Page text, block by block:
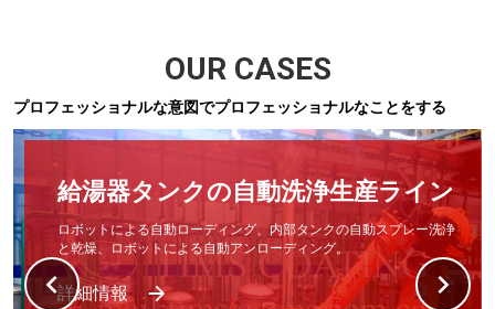
OUR CASES
プロフェッショナルな意図でプロフェッショナルなことをする
給湯器タンクの自動洗浄生産ライン
ロボットによる自動ローディング、内部タンクの自動スプレー洗浄
と乾燥、ロボットによる自動アンローディング。
詳細情報